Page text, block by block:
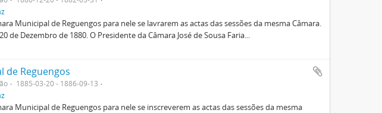
Municipal de Reguengos para nele se lavrarem as actas das sessões da mesma Câmara.
Dezembro de 1880. O Presidente da Câmara José de Sousa Faria...
de Reguengos
1885-03-20 - 1886-09-13
Municipal de Reguengos para nele se inscreverem as actas das sessões da mesma